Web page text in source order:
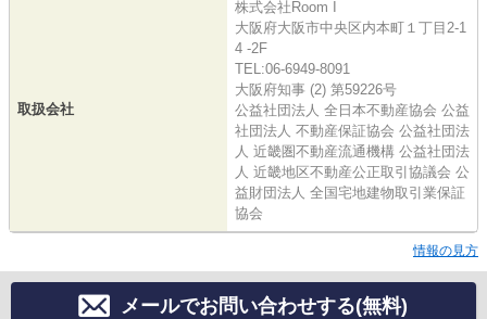
取扱会社
株式会社Room I
大阪府大阪市中央区内本町１丁目2-1
4 -2F
TEL:06-6949-8091
大阪府知事 (2) 第59226号
公益社団法人 全日本不動産協会 公益
社団法人 不動産保証協会 公益社団法
人 近畿圏不動産流通機構 公益社団法
人 近畿地区不動産公正取引協議会 公
益財団法人 全国宅地建物取引業保証
協会
情報の見方
メールでお問い合わせする(無料)